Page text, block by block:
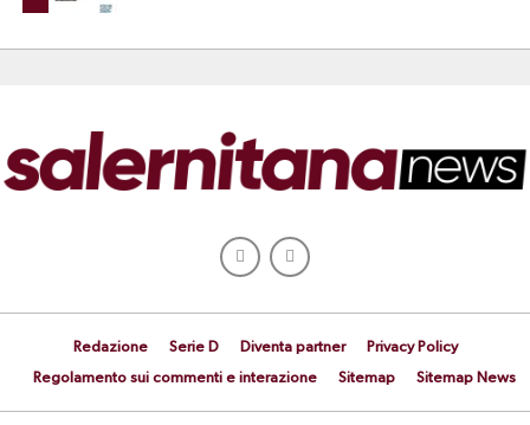
Redazione Serie D Diventa partner
Privacy Policy
Regolamento sui commenti e interazione
Sitemap Sitemap News